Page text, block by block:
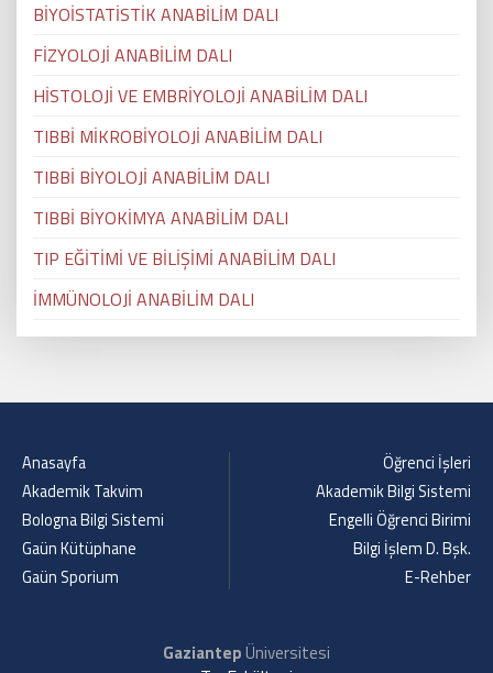
BİYOİSTATİSTİK ANABİLİM DALI
FİZYOLOJİ ANABİLİM DALI
HİSTOLOJİ VE EMBRİYOLOJİ ANABİLİM DALI
TIBBİ MİKROBİYOLOJİ ANABİLİM DALI
TIBBİ BİYOLOJİ ANABİLİM DALI
TIBBİ BİYOKİMYA ANABİLİM DALI
TIP EĞİTİMİ VE BİLİŞİMİ ANABİLİM DALI
İMMÜNOLOJİ ANABİLİM DALI
Anasayfa
Akademik Takvim
Bologna Bilgi Sistemi
Gaün Kütüphane
Gaün Sporium
Öğrenci İşleri
Akademik Bilgi Sistemi
Engelli Öğrenci Birimi
Bilgi İşlem D. Bşk.
E-Rehber
GaziantepÜniversitesi